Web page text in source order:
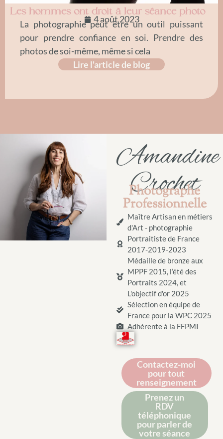
Les hommes ont droit à leur séance photo
4 août 2023
La photographie peut être un outil puissant
pour prendre confiance en soi. Prendre des
photos de soi-même, même si cela
Lire l'article de blog
Amandine
Crochet
Photographe
Professionnelle
Maître Artisan en métiers
d'Art - photographie
Portraitiste de France
2017-2019-2023
Médaille de bronze aux
MPPF 2015, l’été des
Portraits 2024, et
L'objectif d'or 2025
Sélection en équipe de
France pour la WPC 2025
Adhérente à la FFPMI
Contactez-moi
pour tout
renseignement
Prenez un
RDV
téléphonique
pour parler de
votre séance